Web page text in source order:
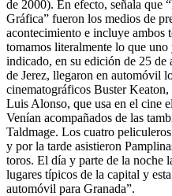
de 2000). En efecto, señala que
Gráfica” fueron los medios de
acontecimiento e incluye ambos
tomamos literalmente lo que
indicado, en su edición de 25 de
de Jerez, llegaron en automóvil
cinematográficos Buster
Luis Alonso, que usa en el cine
Venían acompañados de las
Taldmage. Los cuatro
y por la tarde asistieron
toros. El día y parte de la noche
lugares típicos de la capital y
automóvil para Granada”.